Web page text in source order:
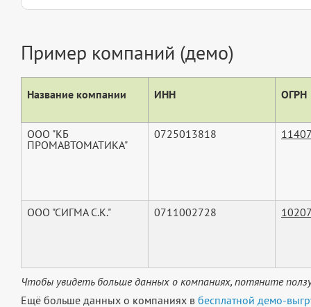
Пример компаний (демо)
Название компании ИНН ОГРН
ООО "КБ
ПРОМАВТОМАТИКА"
0725013818
ООО "СИГМА С.К." 0711002728
Чтобы увидеть больше данных о компаниях, потяните
Ещё больше данных о компаниях в бесплатной демо-